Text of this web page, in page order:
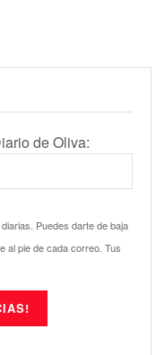
de Oliva:
Puedes darte de baja
al pie de cada correo. Tus